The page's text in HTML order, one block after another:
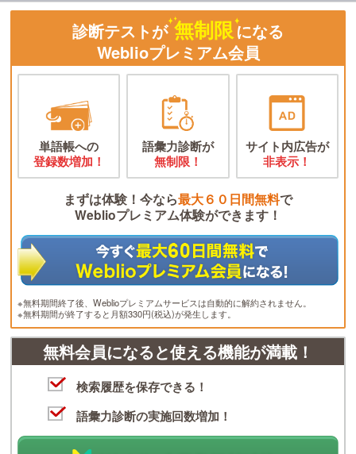
診断テストが 無制限になる
Weblioプレミアム会員
単語帳への
登録数増加！
語彙力診断が
無制限！
サイト内広告が
非表示！
まずは体験！今なら最大６０日間無料で
Weblioプレミアム体験ができます！
※無料期間終了後、Weblioプレミアムサービスは自動的に解約されません。
※無料期間が終了すると月額330円(税込)が発生します。
無料会員になると使える機能が満載！
検索履歴を保存できる！
語彙力診断の実施回数増加！